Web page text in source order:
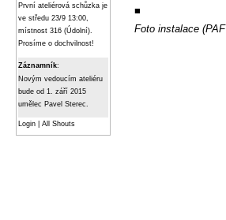
První ateliérová schůzka je
ve středu 23/9 13:00,
místnost 316 (Údolní).
Prosíme o dochvilnost!
Záznamník:
Novým vedoucím ateliéru
bude od 1. září 2015
umělec Pavel Sterec.
Login All Shouts
■
Foto instalace (PAF